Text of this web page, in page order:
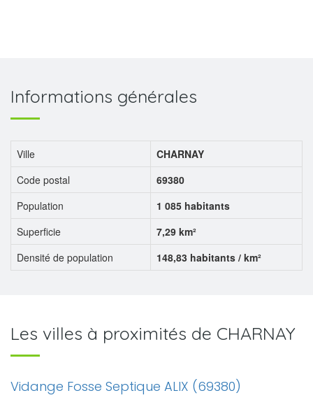
Informations générales
Ville
CHARNAY
Code postal
69380
Population
1 085 habitants
Superficie
7,29 km²
Densité de population
148,83 habitants / km²
Les villes à proximités de CHARNAY
Vidange Fosse Septique ALIX (69380)